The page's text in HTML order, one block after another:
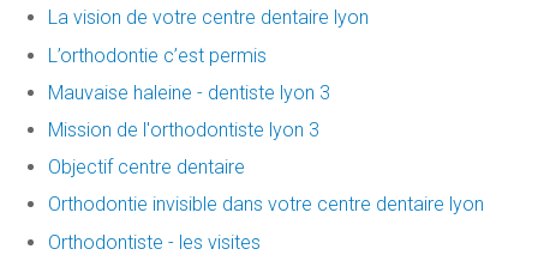
La vision de votre centre dentaire lyon
L’orthodontie c’est permis
Mauvaise haleine - dentiste lyon 3
Mission de l'orthodontiste lyon 3
Objectif centre dentaire
Orthodontie invisible dans votre centre dentaire lyon
Orthodontiste - les visites